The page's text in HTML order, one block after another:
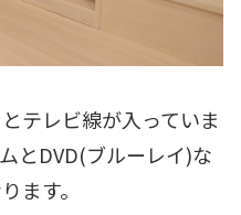
テレビ線が入っていま
とDVD(ブルーレイ)な
ます。